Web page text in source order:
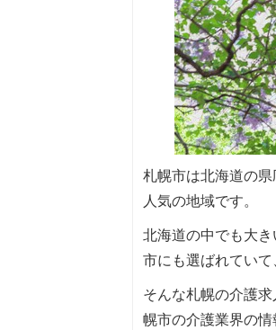
札幌市は北海道の
人気の地域です。
北海道の中でも大
市にも選ばれていて
そんな札幌の介護
幌市の介護業界の情